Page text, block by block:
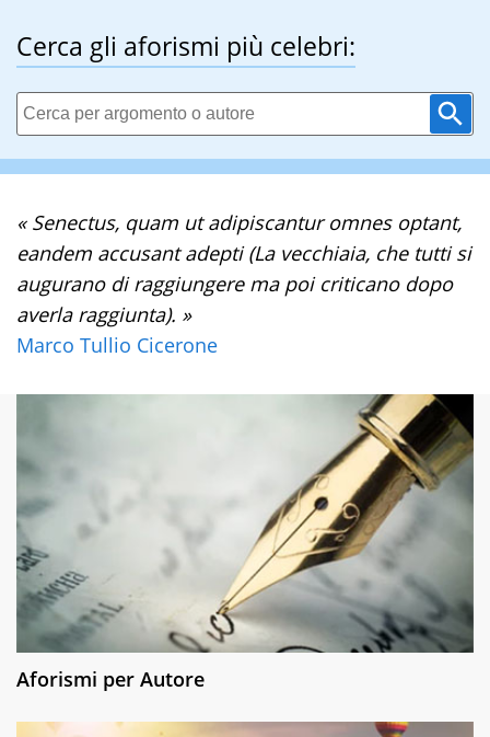
Cerca gli aforismi più celebri:
« Senectus, quam ut adipiscantur omnes optant,
eandem accusant adepti (La vecchiaia, che tutti si
augurano di raggiungere ma poi criticano dopo
averla raggiunta). »
Marco Tullio Cicerone
Aforismi per Autore